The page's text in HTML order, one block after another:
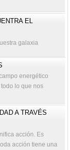
EL
galaxia
energético
lo que nos
A TRAVÉS
acción. Es
acción tiene una